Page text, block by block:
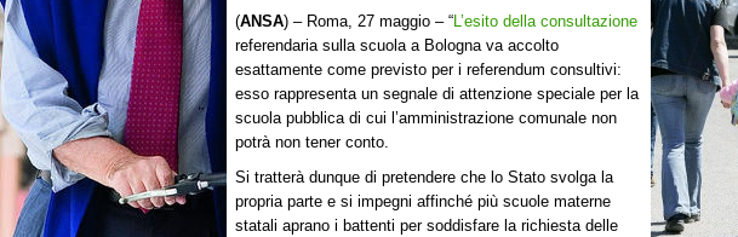
(ANSA) – Roma, 27 maggio – “L’esito della consultazione
referendaria sulla scuola a Bologna va accolto
esattamente come previsto per i referendum consultivi:
esso rappresenta un segnale di attenzione speciale per la
scuola pubblica di cui l’amministrazione comunale non
potrà non tener conto.
Si tratterà dunque di pretendere che lo Stato svolga la
propria parte e si impegni affinché più scuole materne
statali aprano i battenti per soddisfare la richiesta delle